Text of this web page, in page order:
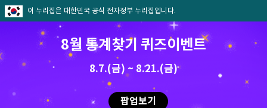
이 누리집은 대한민국 공식 전자정부 누리집입니다.
8월 통계찾기 퀴즈이벤트
8.7.(금) ~ 8.21.(금)
팝업보기